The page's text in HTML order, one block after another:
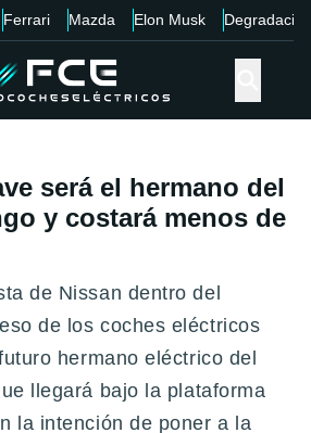
Ferrari Mazda Elon Musk Degradación
será el hermano del
y costará menos de
de Nissan dentro del
de los coches eléctricos
hermano eléctrico del
llegará bajo la plataforma
la intención de poner a la